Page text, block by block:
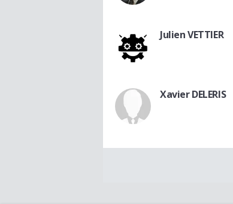
Julien VETTIER
Xavier DELERIS